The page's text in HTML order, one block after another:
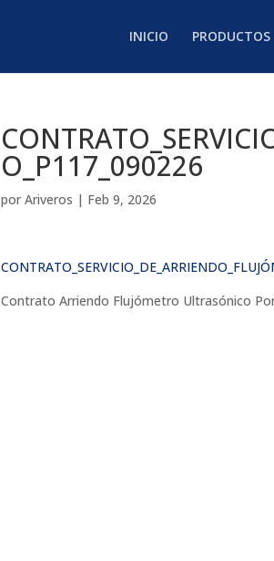
INICIO PRODUCTOS
O_P117_090226
por Ariveros | Feb 9, 2026
Contrato Arriendo Flujómetro Ultrasónico